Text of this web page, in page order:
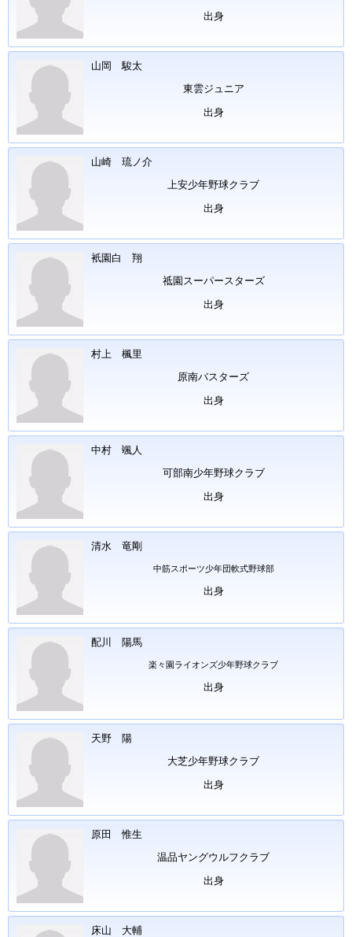
出身
山岡 駿太
東雲ジュニア
出身
山崎 琉ノ介
上安少年野球クラブ
出身
衹園白 翔
祗園スーパースターズ
出身
村上 楓里
原南バスターズ
出身
中村 颯人
可部南少年野球クラブ
出身
清水 竜剛
中筋スポーツ少年団軟式野球部
出身
配川 陽馬
楽々園ライオンズ少年野球クラブ
出身
天野 陽
大芝少年野球クラブ
出身
原田 惟生
温品ヤングウルフクラブ
出身
床山 大輔